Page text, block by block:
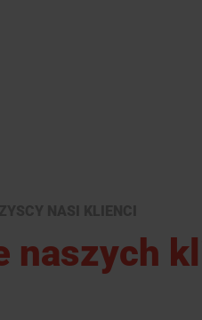
naszych